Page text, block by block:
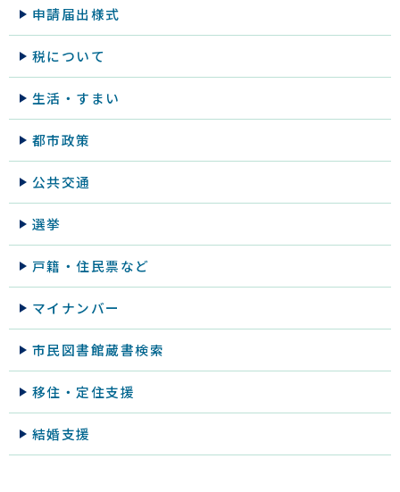
申請届出様式
税について
生活・すまい
都市政策
公共交通
選挙
戸籍・住民票など
マイナンバー
市民図書館蔵書検索
移住・定住支援
結婚支援